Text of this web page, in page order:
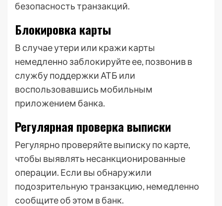
безопасность транзакций.
Блокировка карты
В случае утери или кражи карты
немедленно заблокируйте ее, позвонив в
службу поддержки АТБ или
воспользовавшись мобильным
приложением банка.
Регулярная проверка выписки
Регулярно проверяйте выписку по карте,
чтобы выявлять несанкционированные
операции. Если вы обнаружили
подозрительную транзакцию, немедленно
сообщите об этом в банк.